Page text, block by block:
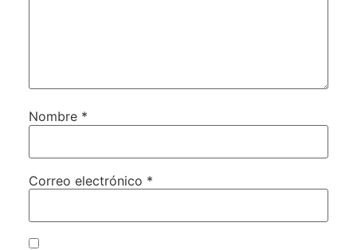
Nombre *
Correo electrónico *